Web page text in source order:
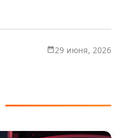
29 июня, 2026